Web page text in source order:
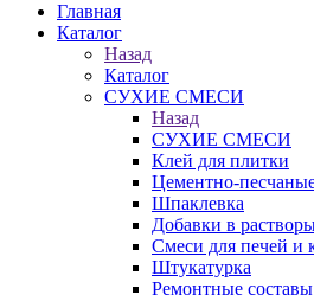
Главная
Каталог
Назад
Каталог
СУХИЕ СМЕСИ
Назад
СУХИЕ СМЕСИ
Клей для плитки
Цементно-
Шпаклевка
Добавки в
Смеси для печей и
Штукатурка
Ремонтные составы